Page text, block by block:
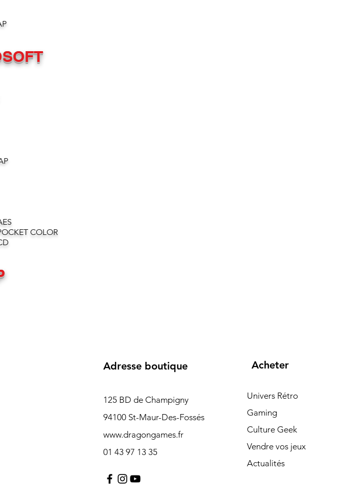
COLOR
Adresse boutique
125 BD de Champigny
94100 St-Maur-Des-Fossés
www.dragongames.fr
01 43 97 13 35
Acheter
Univers Rétro
Gaming
Culture Geek
Vendre vos jeux
Actualités